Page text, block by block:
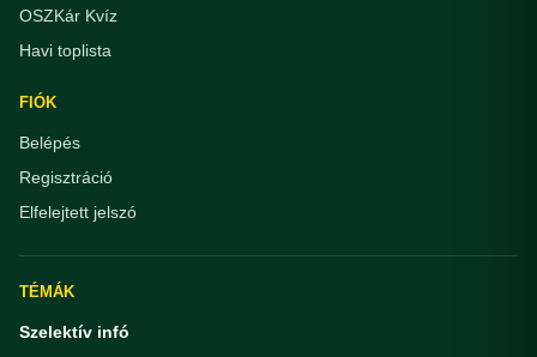
OSZKár Kvíz
Havi toplista
FIÓK
Belépés
Regisztráció
Elfelejtett jelszó
TÉMÁK
Szelektív infó